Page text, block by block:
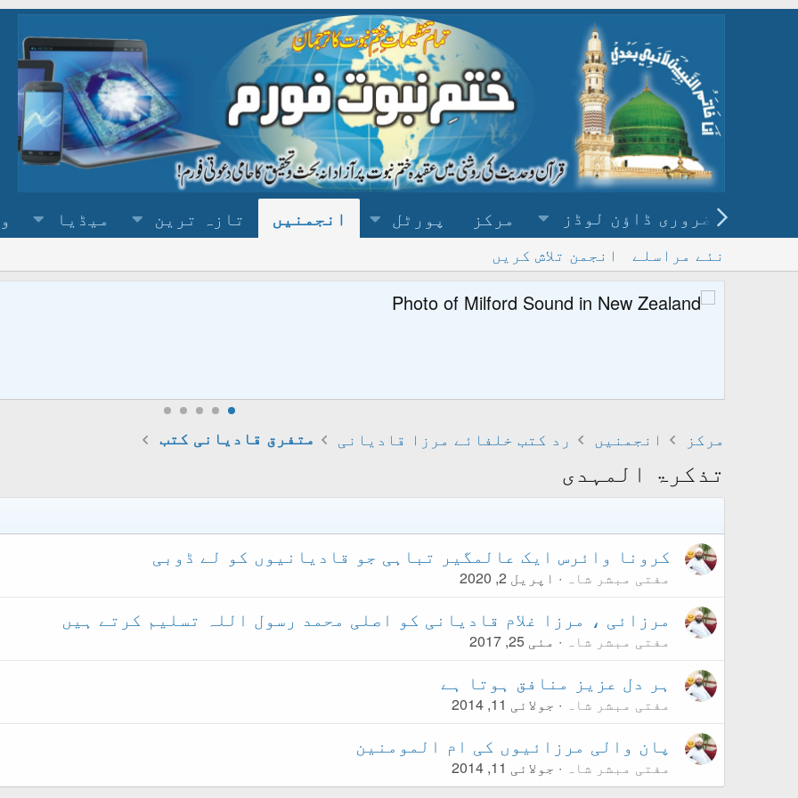
ضروری ڈاؤن لوڈز مرکز پورٹل انجمنیں تازہ ترین میڈیا
نئے مراسلے انجمن تلاش کریں
مرکز انجمنیں رد کتب خلفائے مرزا قادیانی متفرق قادیانی کتب
تذکرۃ المہدی
کرونا وائرس ایک عالمگیر تباہی جو قادیانیوں کو لے ڈوبی
مفتی مبشر شاہ اپریل 2, 2020
مرزائی ، مرزا غلام قادیانی کو اصلی محمد رسول اللہ تسلیم کرتے ہیں
مفتی مبشر شاہ مئی 25, 2017
ہر دل عزیز منافق ہوتا ہے
مفتی مبشر شاہ جولائی 11, 2014
پان والی مرزائیوں کی ام المومنین
مفتی مبشر شاہ جولائی 11, 2014